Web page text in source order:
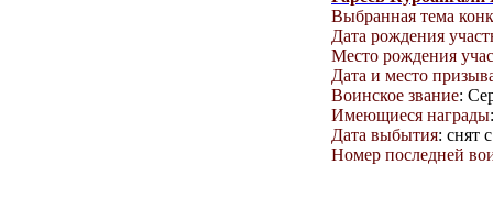
Выбранная тема
Дата рождения
Место рождения
Дата и место
Воинское звание:
Имеющиеся награды
Дата выбытия: снят
Номер последней